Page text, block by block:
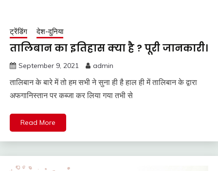
ट्रेंडिंग देश-दुनिया
तालिबान का इतिहास क्या है ? पूरी जानकारी।
September 9, 2021 admin
तालिबान के बारे में तो हम सभी ने सुना ही है हाल ही में तालिबान के द्वारा
अफगानिस्तान पर कब्जा कर लिया गया तभी से
Read More